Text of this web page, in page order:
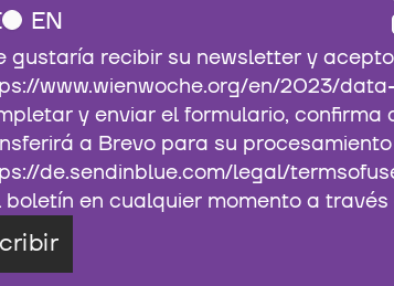
EN
www.wienwoche.org/en/2023/
y enviar el formulario,
a Brevo para su
de.sendinblue.com/legal/
boletín en cualquier momento a